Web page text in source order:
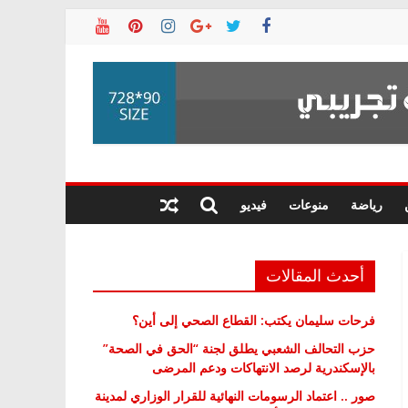
رياضة منوعات فيديو
أحدث المقالات
فرحات سليمان يكتب: القطاع الصحي إلى أين؟
حزب التحالف الشعبي يطلق لجنة “الحق في الصحة”
بالإسكندرية لرصد الانتهاكات ودعم المرضى
صور .. اعتماد الرسومات النهائية للقرار الوزاري لمدينة